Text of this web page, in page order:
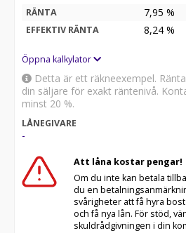
RÄNTA 7,95 %
EFFEKTIV RÄNTA 8,24 %
Öppna kalkylator
Detta är ett räkneexempel.
din säljare för exakt räntenivå.
minst 20 %.
LÅNEGIVARE
-
Att låna kostar pengar!
Om du inte kan betala
du en
svårigheter att få hyra
och få nya lån. För stöd,
skuldrådgivningen i din